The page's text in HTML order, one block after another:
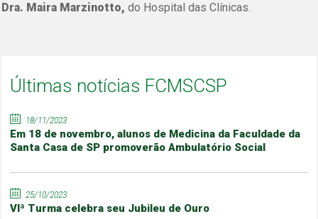
Dra. Maira Marzinotto, do Hospital das Clínicas.
Últimas notícias FCMSCSP
18/11/2023
Em 18 de novembro, alunos de Medicina da Faculdade da
Santa Casa de SP promoverão Ambulatório Social
25/10/2023
VIª Turma celebra seu Jubileu de Ouro